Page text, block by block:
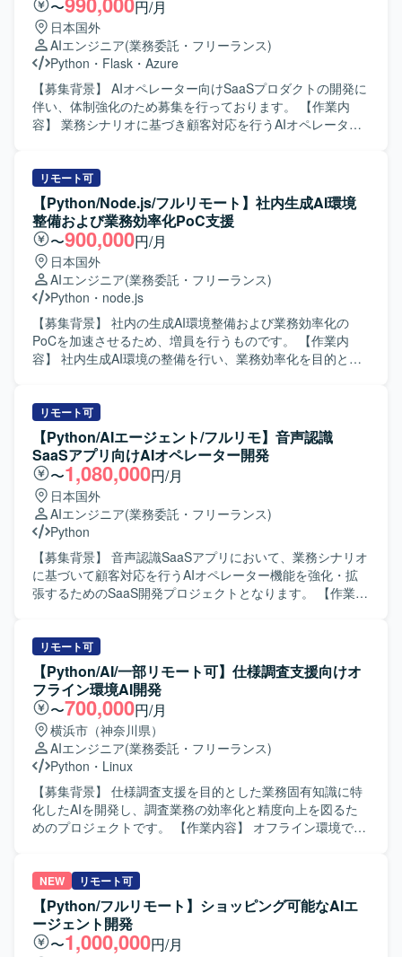
〜 円/月
日本国外
AIエンジニア(業務委託・フリーランス)
Python ・ Flask ・ Azure
【募集背景】 AIオペレーター向けSaaSプロダクトの開発に
伴い、体制強化のため募集を行っております。 【作業内
容】 業務シナリオに基づき顧客対応を行うAIオペレーター
ェント開発を通じて最適な対話フローを構築していただき
ます。また、AIエージェントのタスク分解やツール連携、
ワークフロー設計、エージェント精度向上のための評価指
標設計や改善サイクル設計、RAG最適化などにも携わって
いただきます。 【求める人物像】 生成AIやLLM技術への関
心が高く、新しい技術要素を自らキャッチアップしながら
プロダクトに取り込んでいける方を求めております。チー
ムメンバーと協調しつつも、自走的に課題を発見し解決へ
と導ける方を歓迎いたします。 【ポジションの魅力】 音声
認識とAIエージェント技術を組み合わせたSaaSプロダクト
の中核に関わることができ、LLM連携やRAG最適化など先
機会が大きいポジションです。 【開発環境】 Python、
FastAPI、Flask、LLM、LangChain、LangGraph、RAG、
Azure、AKS、Foundry、AI Search、音声認識AIを利用して
開発を行っております。
リモート可
【Python/Node.js/フルリモート】社内生成AI環境
整備および業務効率化PoC支援
〜900,000円/月
日本国外
AIエンジニア(業務委託・フリーランス)
Python ・ node.js
【募集背景】 社内の生成AI環境整備および業務効率化の
PoCを加速させるため、増員を行うものです。 【作業内
容】 社内生成AI環境の整備を行い、業務効率化を目的とし
討、実装および検証、結果の整理とフィードバックなどを
想定しております。 【求める人物像】 生成AIやPoCに強い
興味を持ち、自ら主体的に企画・推進・実装までやり切っ
ていただける方を求めています。関係者とコミュニケーシ
ョンを図りながら、スピード感を持って業務を進められる
方が望ましいです。 【ポジションの魅力】 社内の生成AI活
用をリードし、業務効率化や新たな価値創出に直結する
PoCを推進できるポジションです。生成AI環境整備からPoC
実装まで一気通貫で経験できるため、先端領域での知見と
実績を積むことができます。 【開発環境】 Pythonまたは
node.jsを用いた開発環境およびGitによるソース管理環境を
リモート可
【Python/AIエージェント/フルリモ】音声認識
SaaSアプリ向けAIオペレーター開発
〜1,080,000円/月
日本国外
AIエンジニア(業務委託・フリーランス)
Python
【募集背景】 音声認識SaaSアプリにおいて、業務シナリオ
に基づいて顧客対応を行うAIオペレーター機能を強化・拡
張するためのSaaS開発プロジェクトとなります。 【作業内
トチューニング、エージェント開発を実施していただきま
す。LLM連携APIの設計・実装や、タスク分解・ツール連
携・ワークフロー設計を行いながら、エージェントの精度
向上に向けた検証・改善を継続的に行っていただきます。
【求める人物像】 生成AIやAIエージェント技術への関心が
高く、自ら課題を発見しながら設計・実装・改善を主体的
に進めていただける方を求めております。関係者とコミュ
ニケーションを取りながら要件を整理し、プロダクト品質
の向上に責任感を持って取り組んでいただける方が望まし
いです。 【ポジションの魅力】 音声認識と生成AIを組み合
わせたSaaSプロダクトにおいて、プロンプト戦略やエージ
開発を通じて、多様な業務シナリオに対するAI活用ノウハ
ウを蓄積できる環境です。 【開発環境】 Pythonを用いたバ
ックエンド開発環境のもと、LangChainやLangGraphなど
のAIエージェントフレームワークおよびLLM連携ライブラ
リを活用した開発を行います。
リモート可
【Python/AI/一部リモート可】仕様調査支援向けオ
フライン環境AI開発
〜700,000円/月
横浜市（神奈川県）
AIエンジニア(業務委託・フリーランス)
Python ・ Linux
【募集背景】 仕様調査支援を目的とした業務固有知識に特
化したAIを開発し、調査業務の効率化と精度向上を図るた
めのプロジェクトです。 【作業内容】 オフライン環境で利
ことで精度向上を図っていただきます。GraphRAGやファ
インチューニングなど、その他有効な手法を検討しつつ、
モデルの選定、チューニング、チューニング前後のモデル
検証および評価報告を実施していただきます。 【求める人
物像】 業務固有ドメインの理解を深めながら、最適なAIモ
NEW リモート可
【Python/フルリモート】ショッピング可能なAIエ
ージェント開発
〜1,000,000円/月